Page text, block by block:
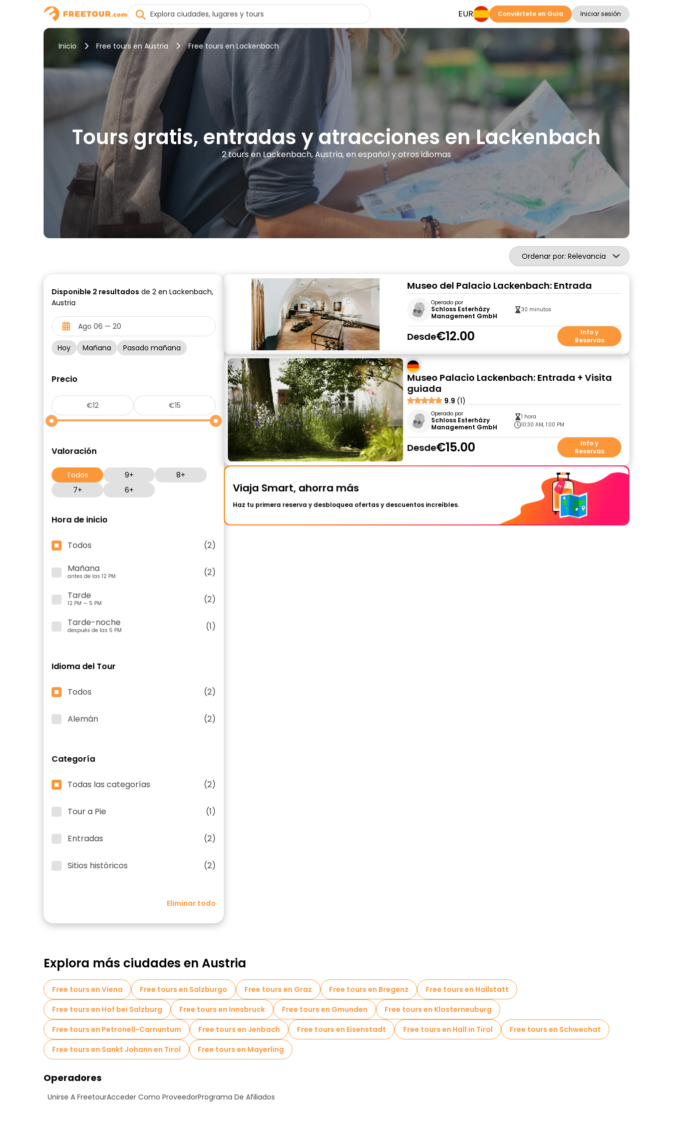
EUR Conviértete en Guía Iniciar sesión
Inicio Free tours en Austria Free tours en Lackenbach
Tours gratis, entradas y atracciones en Lackenbach
2 tours en Lackenbach, Austria, en español y otros idiomas
Ordenar por: Relevancia
Disponible 2 resultados de 2 en Lackenbach,
Austria
Hoy Mañana Pasado mañana
Precio
Valoración
Todos 9+
8+
7+
6+
Hora de inicio
Todos
(2)
Mañana
antes de las 12 PM
(2)
Tarde
12 PM — 5 PM
(2)
Tarde-noche
después de las 5 PM (1)
Idioma del Tour
Todos (2)
Alemán (2)
Categoría
Todas las categorías (2)
Tour a Pie (1)
Entradas (2)
Sitios históricos (2)
Eliminar todo
Museo del Palacio Lackenbach: Entrada
Operado por
Schloss Esterházy
Management GmbH
30 minutos
Desde€12.00
Info y
Reservas
Museo Palacio Lackenbach: Entrada + Visita
guiada
9.9 (1)
Operado por
Schloss Esterházy
Management GmbH
1 hora
10:30 AM, 1:00 PM
Desde€15.00
Info y
Reservas
Viaja Smart, ahorra más
Haz tu primera reserva y desbloquea ofertas y descuentos increíbles.
Explora más ciudades en Austria
Free tours en Viena Free tours en Salzburgo Free tours en Graz Free tours en Bregenz
Free tours en Hallstatt
Free tours en Hof bei Salzburg
Free tours en Innsbruck Free tours en Gmunden
Free tours en Klosterneuburg
Free tours en Petronell-Carnuntum
Free tours en Jenbach Free tours en Eisenstadt Free tours en Hall in Tirol
Free tours en Schwechat
Free tours en Sankt Johann en Tirol
Free tours en Mayerling
Operadores
Unirse A FreetourAcceder Como ProveedorPrograma De Afiliados